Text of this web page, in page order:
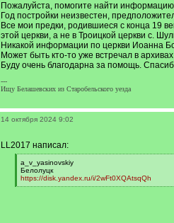
Пожалуйста, помогите найти
Год постройки неизвестен,
Все мои предки, родившиеся с конца 19
этой церкви, а не в Троицкой церкви с.
Никакой информации по церкви Иоанна
Может быть кто-то уже встречал в
Буду очень благодарна за помощь.
---
Ищу Белашевских из Старобельского уезда
14 октября 2024 9:02
LL2017 написал:
[
q
]
a_v_yasinovskiy
Белолуцк
https://disk.yandex.ru/i/2wFt0XQAtsqQh
[